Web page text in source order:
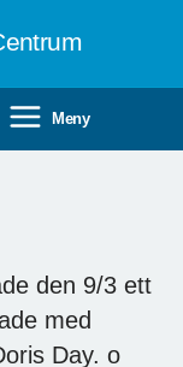
Meny
den 9/3 ett
med
Day. o